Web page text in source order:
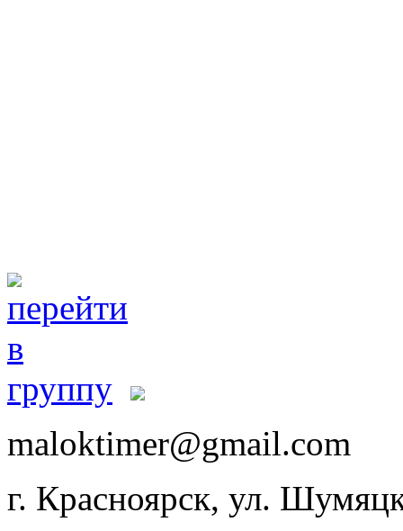
maloktimer@gmail.com
г. Красноярск, ул.